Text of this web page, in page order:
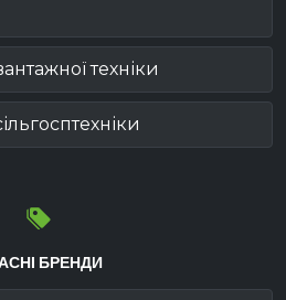
техніки
БРЕНДИ